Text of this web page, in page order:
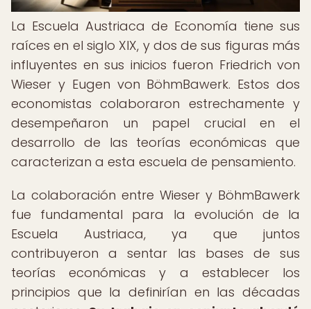
La Escuela Austriaca de Economía tiene sus
raíces en el siglo XIX, y dos de sus figuras más
influyentes en sus inicios fueron Friedrich von
Wieser y Eugen von BöhmBawerk. Estos dos
economistas colaboraron estrechamente y
desempeñaron un papel crucial en el
desarrollo de las teorías económicas que
caracterizan a esta escuela de pensamiento.
La colaboración entre Wieser y BöhmBawerk
fue fundamental para la evolución de la
Escuela Austriaca, ya que juntos
contribuyeron a sentar las bases de sus
teorías económicas y a establecer los
principios que la definirían en las décadas